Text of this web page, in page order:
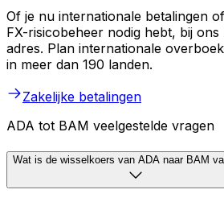
Of je nu internationale betalingen
FX-risicobeheer nodig hebt, bij ons
adres. Plan internationale
in meer dan 190 landen.
Zakelijke betalingen
ADA tot BAM veelgestelde vragen
Wat is de wisselkoers van ADA naar BAM